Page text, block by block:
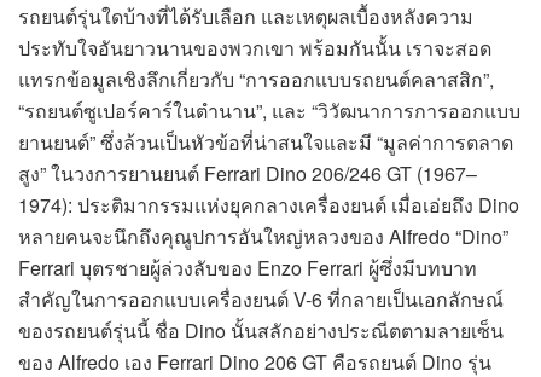
รถยนต์รุ่นใดบ้างที่ได้รับเลือก และเหตุผลเบื้องหลังความ
ประทับใจอันยาวนานของพวกเขา พร้อมกันนั้น เราจะสอด
แทรกข้อมูลเชิงลึกเกี่ยวกับ “การออกแบบรถยนต์คลาสสิก”,
“รถยนต์ซูเปอร์คาร์ในตำนาน”, และ “วิวัฒนาการการออกแบบ
ยานยนต์” ซึ่งล้วนเป็นหัวข้อที่น่าสนใจและมี “มูลค่าการตลาด
สูง” ในวงการยานยนต์ Ferrari Dino 206/246 GT (1967–
1974): ประติมากรรมแห่งยุคกลางเครื่องยนต์ เมื่อเอ่ยถึง Dino
หลายคนจะนึกถึงคุณูปการอันใหญ่หลวงของ Alfredo “Dino”
Ferrari บุตรชายผู้ล่วงลับของ Enzo Ferrari ผู้ซึ่งมีบทบาท
สำคัญในการออกแบบเครื่องยนต์ V-6 ที่กลายเป็นเอกลักษณ์
ของรถยนต์รุ่นนี้ ชื่อ Dino นั้นสลักอย่างประณีตตามลายเซ็น
ของ Alfredo เอง Ferrari Dino 206 GT คือรถยนต์ Dino รุ่น